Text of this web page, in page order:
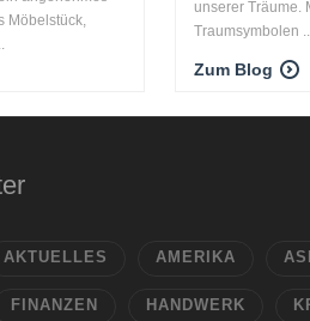
Möbelstück,
unserer Träume.
Traumsymbolen
Zum Blog
AKTUELLES AMERIKA
FINANZEN HANDWERK